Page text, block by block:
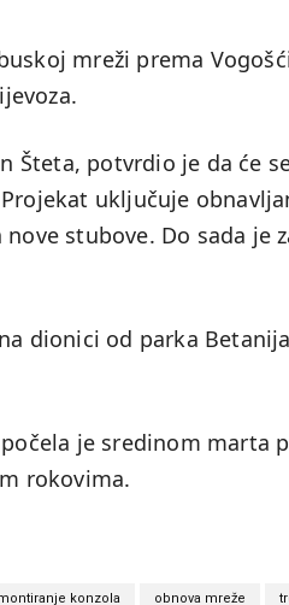
mreži prema
Šteta, potvrdio je da će
uključuje
stubove. Do sada je
dionici od parka
je sredinom marta
rokovima.
konzola obnova mreže